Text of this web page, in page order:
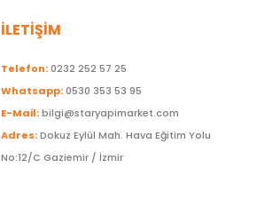
İLETİŞİM
Telefon:0232 252 57 25
Whatsapp:0530 353 53 95
E-Mail:bilgi@staryapimarket.com
Adres:Dokuz Eylül Mah. Hava Eğitim Yolu
No:12/C Gaziemir / İzmir